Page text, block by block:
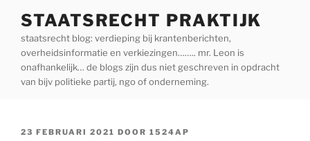
inhoud
STAATSRECHT PRAKTIJK
staatsrecht blog: verdieping bij krantenberichten,
overheidsinformatie en verkiezingen…….. mr. Leon is
onafhankelijk… de blogs zijn dus niet geschreven in opdracht
van bijv politieke partij, ngo of onderneming.
GEPLAATST
23 FEBRUARI 2021 DOOR 1524AP